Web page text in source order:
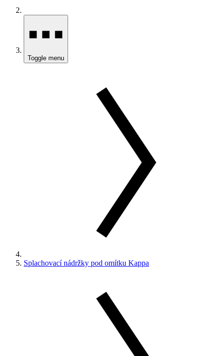
Toggle menu
Splachovací nádržky pod omítku Kappa